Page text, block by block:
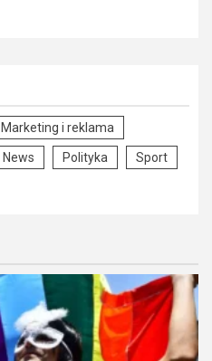
Marketing i reklama
News Polityka Sport